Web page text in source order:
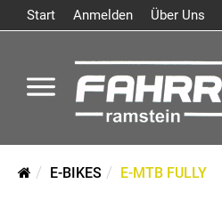
Start Anmelden Über Uns
E-BIKES E-MTB FULLY